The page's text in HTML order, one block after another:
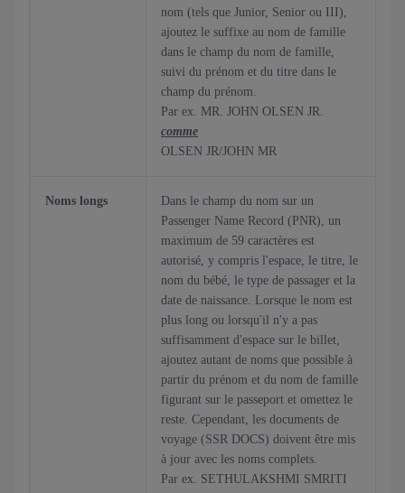
nom (tels que Junior, Senior ou III),
ajoutez le suffixe au nom de famille
dans le champ du nom de famille,
suivi du prénom et du titre dans le
champ du prénom.
Par ex. MR. JOHN OLSEN JR.
comme
OLSEN JR/JOHN MR
Noms longs
Dans le champ du nom sur un
Passenger Name Record (PNR), un
maximum de 59 caractères est
autorisé, y compris l'espace, le titre, le
nom du bébé, le type de passager et la
date de naissance. Lorsque le nom est
plus long ou lorsqu'il n'y a pas
suffisamment d'espace sur le billet,
ajoutez autant de noms que possible à
partir du prénom et du nom de famille
figurant sur le passeport et omettez le
reste. Cependant, les documents de
voyage (SSR DOCS) doivent être mis
à jour avec les noms complets.
Par ex. SETHULAKSHMI SMRITI